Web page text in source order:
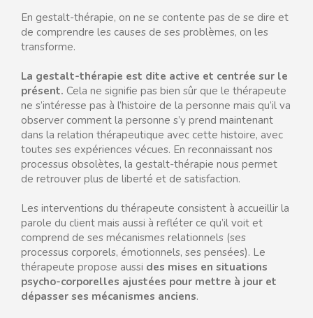
En gestalt-thérapie, on ne se contente pas de se dire et
de comprendre les causes de ses problèmes, on les
transforme.
La gestalt-thérapie est dite active et centrée sur le
présent. Cela ne signifie pas bien sûr que le thérapeute
ne s’intéresse pas à l’histoire de la personne mais qu’il va
observer comment la personne s’y prend maintenant
dans la relation thérapeutique avec cette histoire, avec
toutes ses expériences vécues. En reconnaissant nos
processus obsolètes, la gestalt-thérapie nous permet
de retrouver plus de liberté et de satisfaction.
Les interventions du thérapeute consistent à accueillir la
parole du client mais aussi à refléter ce qu’il voit et
comprend de ses mécanismes relationnels (ses
processus corporels, émotionnels, ses pensées). Le
thérapeute propose aussi des mises en situations
psycho-corporelles ajustées pour mettre à jour et
dépasser ses mécanismes anciens.